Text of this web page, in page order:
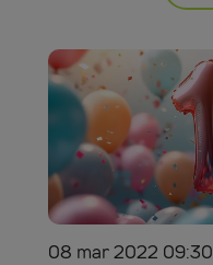
08 mar 2022 09:30